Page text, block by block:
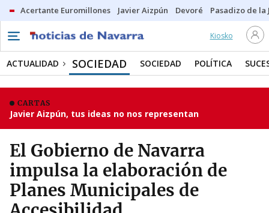
Acertante Euromillones Javier Aizpún Devoré Pasadizo de la
Kiosko
ACTUALIDAD SOCIEDAD SOCIEDAD POLÍTICA
CARTAS
Javier Aizpún, tus ideas no nos representan
El Gobierno de Navarra
impulsa la elaboración de
Planes Municipales de